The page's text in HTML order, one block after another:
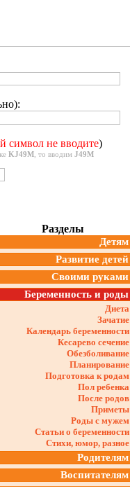
символ не вводите)
KJ49M , то вводим J49M
Разделы
Детям
Развитие детей
Своими руками
Беременность и роды
Диета
Зачатие
Календарь беременности
Кесарево сечение
Обезболивание
Планирование
Подготовка к родам
Пол ребенка
После родов
Приметы
Роды с мужем
Статьи о беременности
Стихи, юмор, разное
Родителям
Воспитателям